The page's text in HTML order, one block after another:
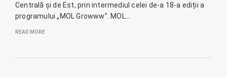
Centrală și de Est, prin intermediul celei de-a 18-a ediții a
programului „MOL Growww”. MOL…
READ MORE